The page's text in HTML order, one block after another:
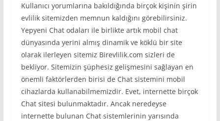
Kullanıcı yorumlarına bakıldığında birçok kişinin şirin
evlilik sitemizden memnun kaldığını görebilirsiniz.
Yepyeni Chat odaları ile birlikte artık mobil chat
dünyasında yerini almış dinamik ve köklü bir site
olarak ilerleyen sitemiz Birevlilik.com sizleri de
bekliyor. Sitemizin şüphesiz gelişmesini sağlayan en
önemli faktörlerden birisi de Chat sistemini mobil
cihazlarda kullanabilmemizdir. Evet, internette birçok
Chat sitesi bulunmaktadır. Ancak neredeyse
internette bulunan Chat sistemlerinin yarısında